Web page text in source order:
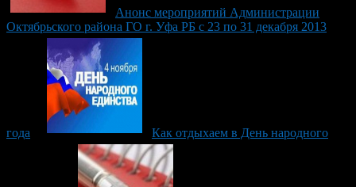
Анонс мероприятий Администрации
Октябрьского района ГО г. Уфа РБ с 23 по 31 декабря 2013
года Как отдыхаем в День народного